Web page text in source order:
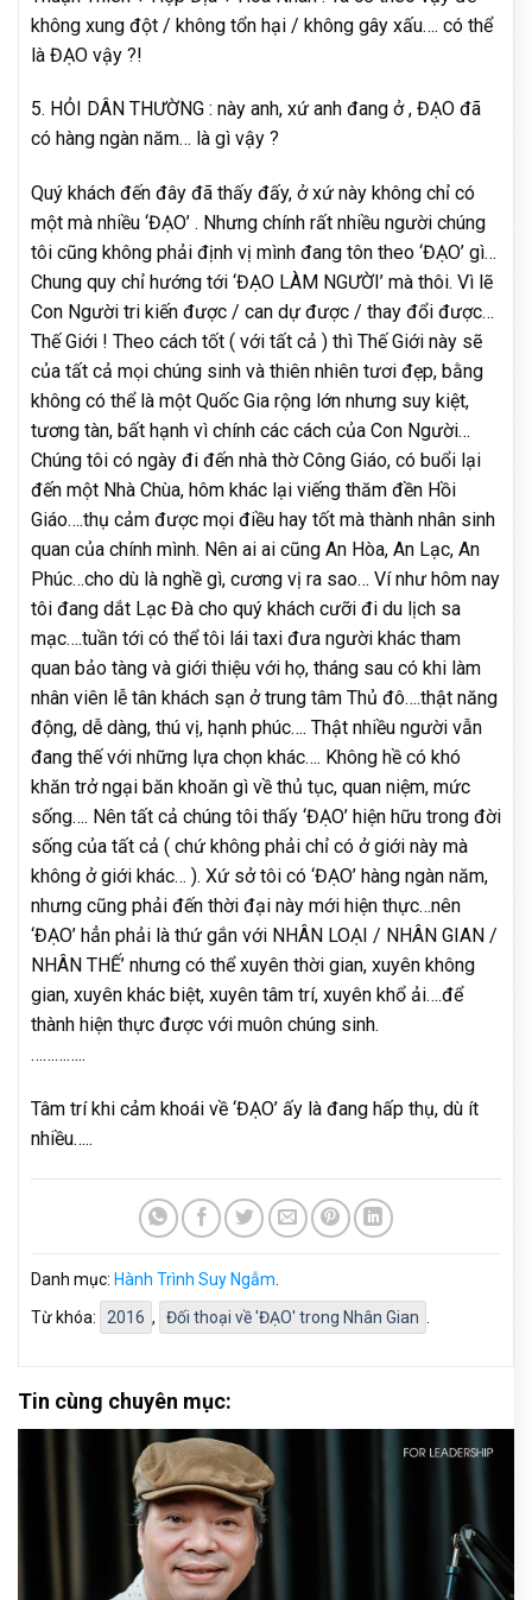
không xung đột / không tổn hại / không gây xấu…. có thể
là ĐẠO vậy ?!
5. HỎI DÂN THƯỜNG : này anh, xứ anh đang ở , ĐẠO đã
có hàng ngàn năm… là gì vậy ?
Quý khách đến đây đã thấy đấy, ở xứ này không chỉ có
một mà nhiều ‘ĐẠO’ . Nhưng chính rất nhiều người chúng
tôi cũng không phải định vị mình đang tôn theo ‘ĐẠO’ gì…
Chung quy chỉ hướng tới ‘ĐẠO LÀM NGƯỜI’ mà thôi. Vì lẽ
Con Người tri kiến được / can dự được / thay đổi được…
Thế Giới ! Theo cách tốt ( với tất cả ) thì Thế Giới này sẽ
của tất cả mọi chúng sinh và thiên nhiên tươi đẹp, bằng
không có thể là một Quốc Gia rộng lớn nhưng suy kiệt,
tương tàn, bất hạnh vì chính các cách của Con Người…
Chúng tôi có ngày đi đến nhà thờ Công Giáo, có buổi lại
đến một Nhà Chùa, hôm khác lại viếng thăm đền Hồi
Giáo….thụ cảm được mọi điều hay tốt mà thành nhân sinh
quan của chính mình. Nên ai ai cũng An Hòa, An Lạc, An
Phúc…cho dù là nghề gì, cương vị ra sao… Ví như hôm nay
tôi đang dắt Lạc Đà cho quý khách cưỡi đi du lịch sa
mạc….tuần tới có thể tôi lái taxi đưa người khác tham
quan bảo tàng và giới thiệu với họ, tháng sau có khi làm
nhân viên lễ tân khách sạn ở trung tâm Thủ đô….thật năng
động, dễ dàng, thú vị, hạnh phúc…. Thật nhiều người vẫn
đang thế với những lựa chọn khác…. Không hề có khó
khăn trở ngại băn khoăn gì về thủ tục, quan niệm, mức
sống…. Nên tất cả chúng tôi thấy ‘ĐẠO’ hiện hữu trong đời
sống của tất cả ( chứ không phải chỉ có ở giới này mà
không ở giới khác… ). Xứ sở tôi có ‘ĐẠO’ hàng ngàn năm,
nhưng cũng phải đến thời đại này mới hiện thực…nên
‘ĐẠO’ hẳn phải là thứ gắn với NHÂN LOẠI / NHÂN GIAN /
NHÂN THẾ’ nhưng có thể xuyên thời gian, xuyên không
gian, xuyên khác biệt, xuyên tâm trí, xuyên khổ ải….để
thành hiện thực được với muôn chúng sinh.
…………..
Tâm trí khi cảm khoái về ‘ĐẠO’ ấy là đang hấp thụ, dù ít
nhiều…..
Danh mục: Hành Trình Suy Ngẫm
Từ khóa:
2016 , Đối thoại về 'ĐẠO' trong Nhân Gian
Tin cùng chuyên mục: